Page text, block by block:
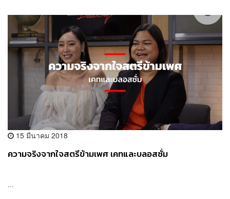
15 มีนาคม 2018
ความจริงจากใจสตรีข้ามเพศ เคทและบลอสซั่ม
...